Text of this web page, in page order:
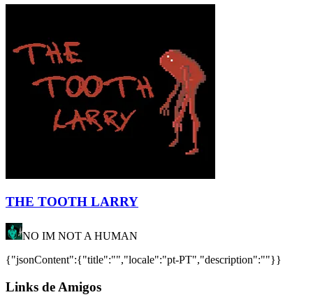
THE TOOTH LARRY
NO IM NOT A HUMAN
{"jsonContent":{"title":"","locale":"pt-PT","description":""}}
Links de Amigos